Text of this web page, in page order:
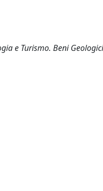
e Turismo. Beni